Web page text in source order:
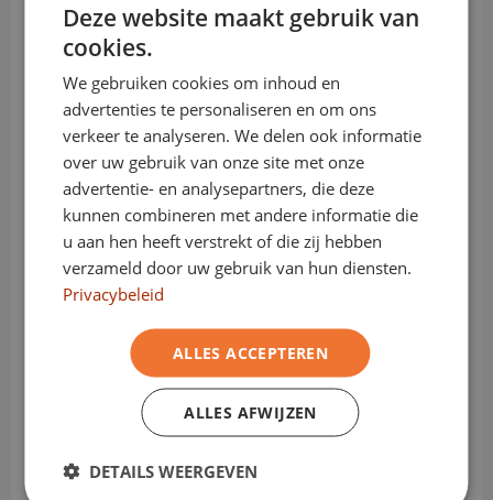
Eurocars Mobility
Eurocas Mobility is ontstaan door het nauw
samenwerken van de labels: Eurocars, De
Mobliteit Financier, Shortleaseland,
Dealerleasing, Bedrijfswagenleasing en
Bedrijfswagen.nl. Elke label heeft zijn eigen
specialiteiten en samen vormen zij de één
krachtig mobiliteitsplatform.
: Levert personen- en
bedrijfswagens direct uit een voorraad van
meer dan 1000 voertuigen.
ENGLISH
Deze website maakt gebruik van
cookies.
We gebruiken cookies om inhoud en
advertenties te personaliseren en om ons
verkeer te analyseren. We delen ook informatie
over uw gebruik van onze site met onze
advertentie- en analysepartners, die deze
kunnen combineren met andere informatie die
u aan hen heeft verstrekt of die zij hebben
verzameld door uw gebruik van hun diensten.
Privacybeleid
ALLES ACCEPTEREN
ALLES AFWIJZEN
DETAILS WEERGEVEN